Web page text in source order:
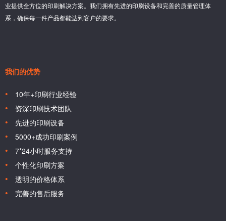
业提供全方位的印刷解决方案。我们拥有先进的印刷设备和完善的质量管理体
系，确保每一件产品都能达到客户的要求。
我们的优势
10年+印刷行业经验
资深印刷技术团队
先进的印刷设备
5000+成功印刷案例
7*24小时服务支持
个性化印刷方案
透明的价格体系
完善的售后服务